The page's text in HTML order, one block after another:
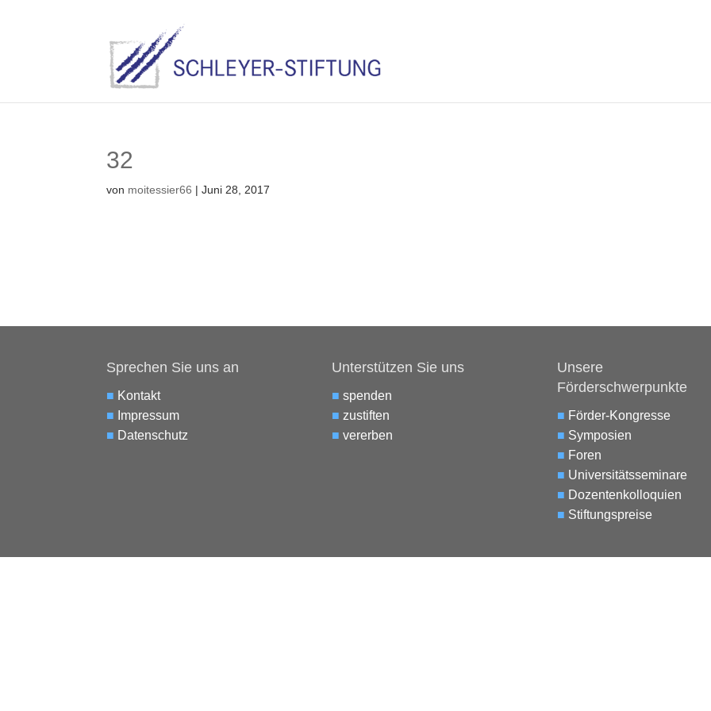
32
von moitessier66 |Juni 28, 2017
Sprechen Sie uns an
■ Kontakt
■ Impressum
■ Datenschutz
Unterstützen Sie uns
■ spenden
■ zustiften
■ vererben
Unsere
Förderschwerpunkte
■ Förder-Kongresse
■ Symposien
■ Foren
■ Universitätsseminare
■ Dozentenkolloquien
■ Stiftungspreise